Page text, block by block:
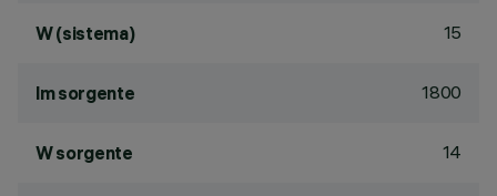
W (sistema) 15
lm sorgente 1800
W sorgente 14